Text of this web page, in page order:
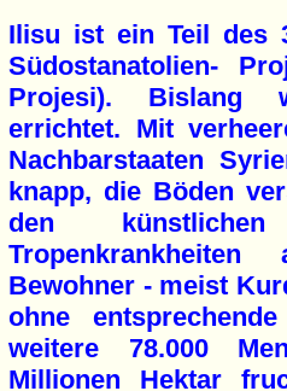
Ilisu ist ein Teil des
Südostanatolien-
Projesi). Bislang
errichtet. Mit
Nachbarstaaten
knapp, die Böden
den
Bewohner - meist
ohne
weitere 78.000
Millionen Hektar